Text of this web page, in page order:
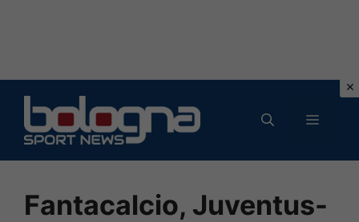
contenuto
MENU
Fantacalcio, Juventus-